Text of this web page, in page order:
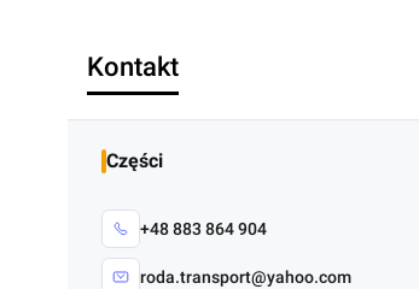
Kontakt
Części
+48 883 864 904
roda.transport@yahoo.com